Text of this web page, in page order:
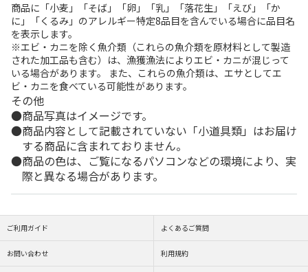
商品に「小麦」「そば」「卵」「乳」「落花生」「えび」「か
に」「くるみ」のアレルギー特定8品目を含んでいる場合に品目名
を表示します。
※エビ・カニを除く魚介類（これらの魚介類を原材料として製造
された加工品も含む）は、漁獲漁法によりエビ・カニが混じって
いる場合があります。 また、これらの魚介類は、エサとしてエ
ビ・カニを食べている可能性があります。
その他
商品写真はイメージです。
商品内容として記載されていない「小道具類」はお届け
する商品に含まれておりません。
商品の色は、ご覧になるパソコンなどの環境により、実
際と異なる場合があります。
ご利用ガイド よくあるご質問
お問い合わせ 利用規約